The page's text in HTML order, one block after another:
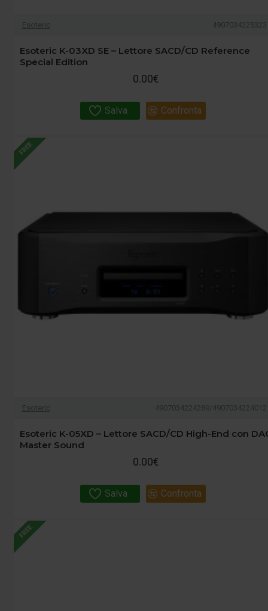
Esoteric 4907034225323
Esoteric K-03XD SE – Lettore SACD/CD Reference
Special Edition
0.00€
Salva Confronta
FREE
Esoteric 4907034224289/4907034224012
Esoteric K-05XD – Lettore SACD/CD High-End con
Master Sound
0.00€
Salva Confronta
FREE